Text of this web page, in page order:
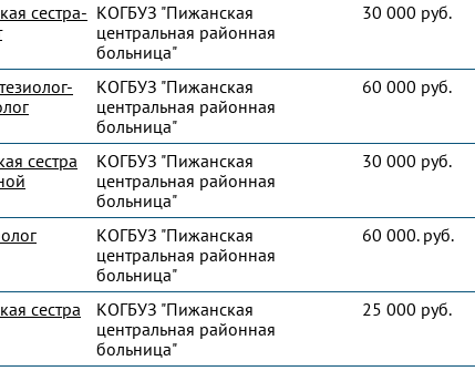
сестра- КОГБУЗ "Пижанская
центральная районная
больница"
30 000 руб.
КОГБУЗ "Пижанская
центральная районная
больница"
60 000 руб.
сестра
КОГБУЗ "Пижанская
центральная районная
больница"
30 000 руб.
КОГБУЗ "Пижанская
центральная районная
больница"
60 000. руб.
сестра
КОГБУЗ "Пижанская
центральная районная
больница"
25 000 руб.